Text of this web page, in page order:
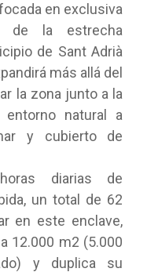
en exclusiva
de la estrecha
de Sant Adrià
más allá del
la zona junto a la
natural a
y cubierto de
diarias de
un total de 62
en este enclave,
12.000 m2 (5.000
y duplica su